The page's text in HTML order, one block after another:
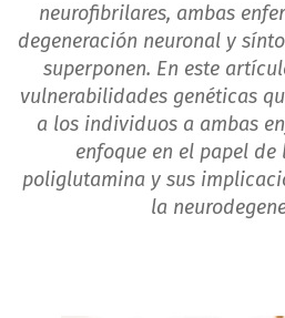
neurofibrilares, ambas
degeneración neuronal y
superponen. En este
vulnerabilidades genéticas
a los individuos a ambas
enfoque en el papel de
poliglutamina y sus
la